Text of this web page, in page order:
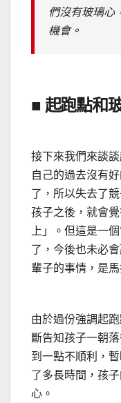
們沒有玻璃心
機會。
■ 起跑點和
接下來我們來談
自己的過去沒有
了，所以失去了
孩子之後，就會
上」。但這是一
了，今後也未必
輩子的事情，是
由於過份強調起
斷告知孩子一朝
到一點不順利，
了多長時間，孩
心。